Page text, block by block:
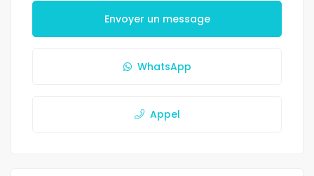
Envoyer un message
WhatsApp
Appel